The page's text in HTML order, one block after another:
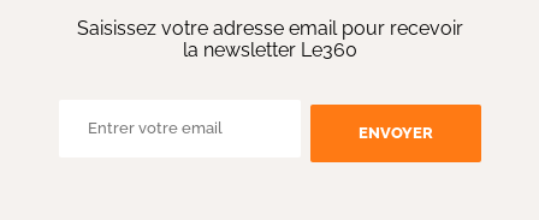
Saisissez votre adresse email pour recevoir
la newsletter Le360
ENVOYER